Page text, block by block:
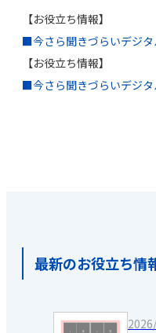
【お役立ち情報】
■今さら聞きづらいデジ
【お役立ち情報】
■今さら聞きづらいデジ
最新のお役立ち情